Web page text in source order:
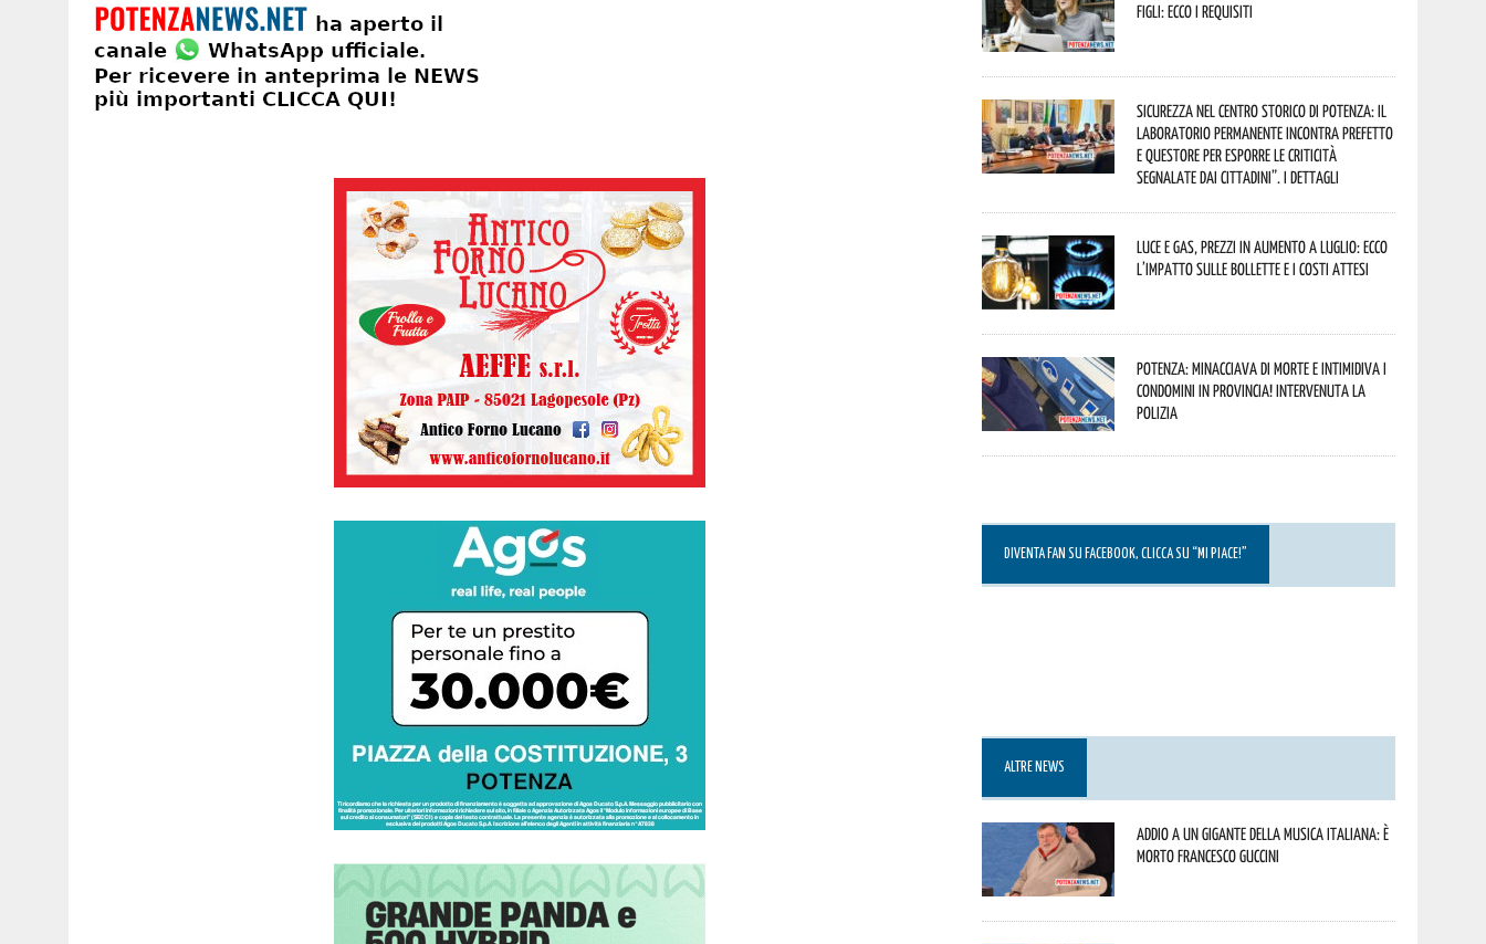
figli: ecco i requisiti
Sicurezza nel Centro Storico di Potenza: il
Laboratorio Permanente incontra Prefetto
e Questore per esporre le criticità
segnalate dai cittadini”. I dettagli
Luce e gas, prezzi in aumento a luglio: ecco
l’impatto sulle bollette e i costi attesi
Potenza: minacciava di morte e intimidiva i
condomini in provincia! Intervenuta la
Polizia
DIVENTA FAN SU FACEBOOK, CLICCA SU “MI PIACE!”
ALTRE NEWS
Addio a un gigante della musica italiana: è
morto Francesco Guccini